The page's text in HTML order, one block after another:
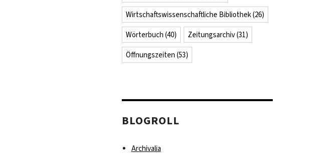
Wirtschaftswissenschaftliche Bibliothek(26)
Wörterbuch (40) Zeitungsarchiv(31)
Öffnungszeiten (53)
BLOGROLL
Archivalia